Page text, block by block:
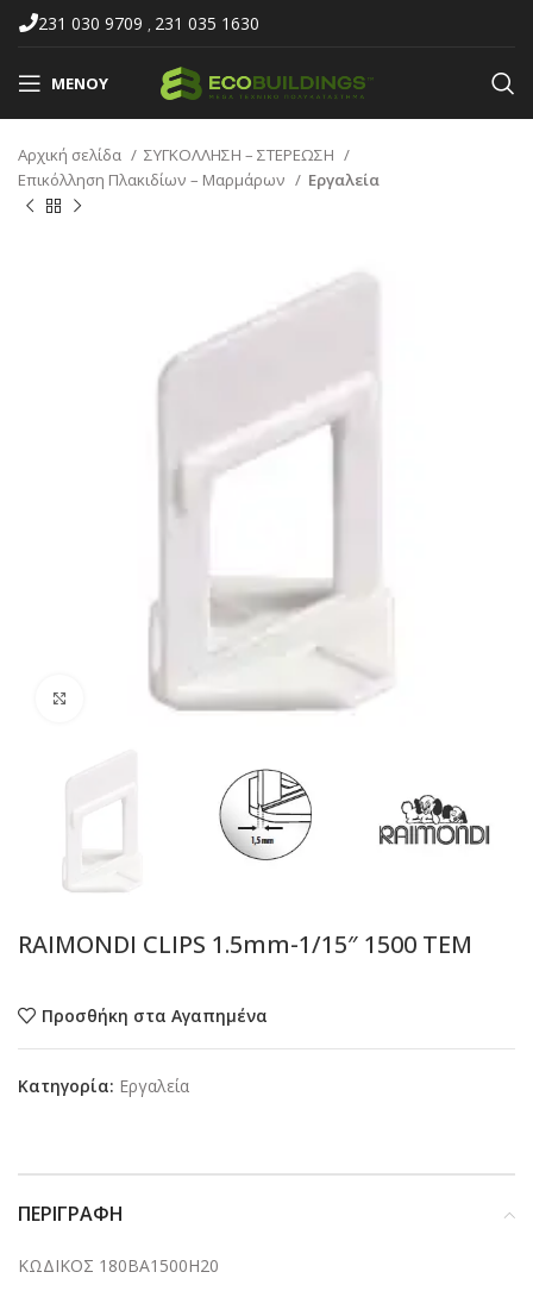
231 030 9709 , 231 035 1630
ΜΕΝΟΎ
Αρχική σελίδα
ΣΥΓΚΟΛΛΗΣΗ – ΣΤΕΡΕΩΣΗ
Επικόλληση Πλακιδίων – Μαρμάρων
Εργαλεία
Προβολή
RAIMONDI CLIPS 1.5mm-1/15″ 1500 ΤΕΜ
Προσθήκη στα Αγαπημένα
Κατηγορία: Εργαλεία
ΠΕΡΙΓΡΑΦΉ
ΚΩΔΙΚΟΣ 180BA1500H20